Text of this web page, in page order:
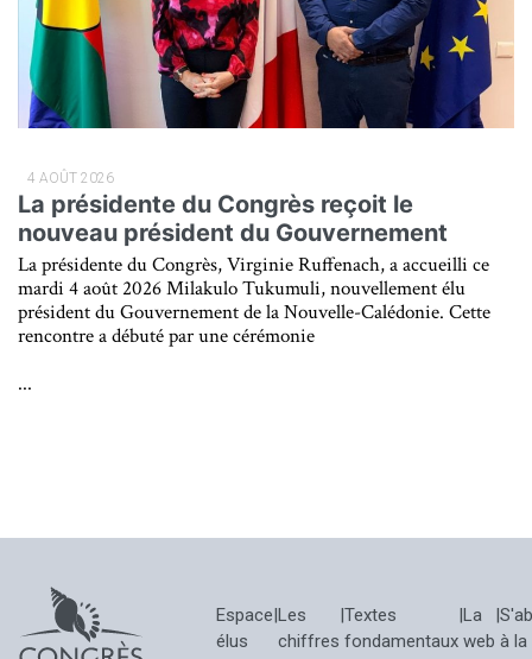
4 AOÛT 2026
La présidente du Congrès reçoit le
nouveau président du Gouvernement
La présidente du Congrès, Virginie Ruffenach, a accueilli ce
mardi 4 août 2026 Milakulo Tukumuli, nouvellement élu
président du Gouvernement de la Nouvelle-Calédonie. Cette
rencontre a débuté par une cérémonie
...
Espace
élus
Les
chiffres
|Textes
fondamentaux
La
web
|
à la